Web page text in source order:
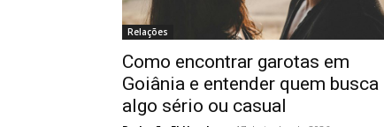
Relações
Como encontrar garotas em
Goiânia e entender quem busca
algo sério ou casual